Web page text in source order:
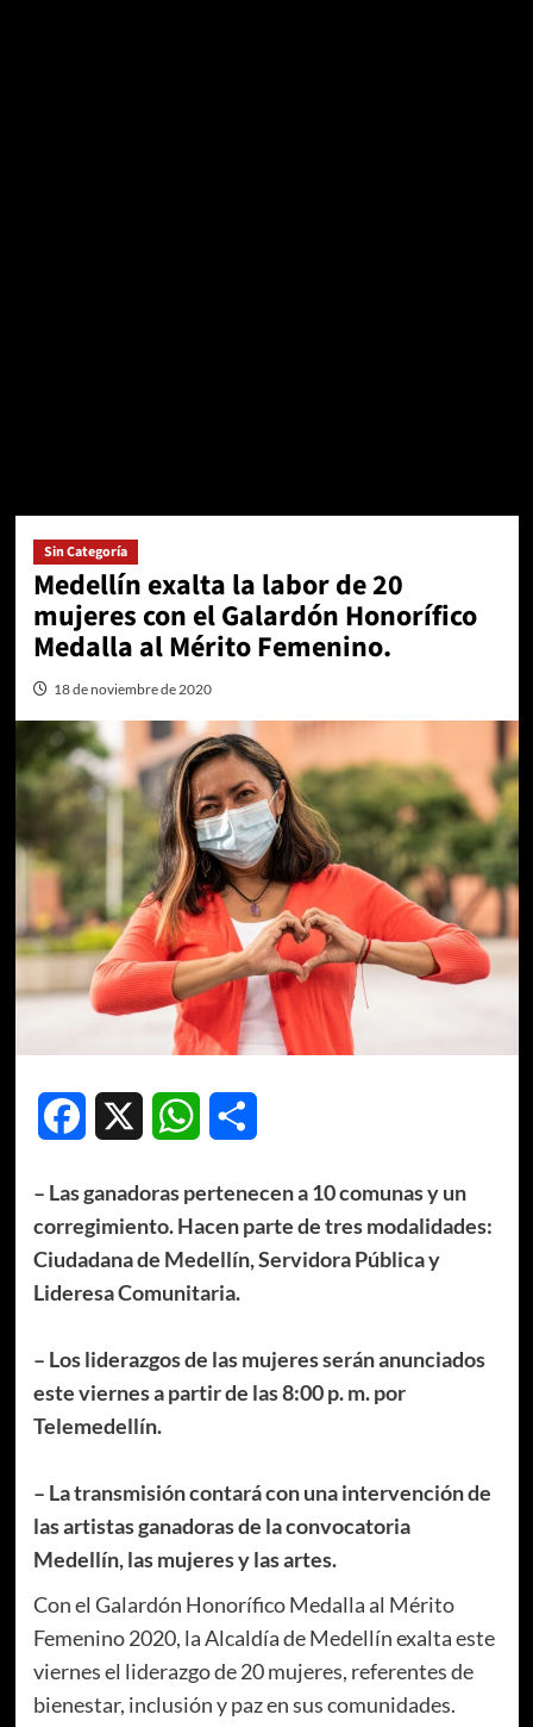
Sin Categoría
Medellín exalta la labor de 20
mujeres con el Galardón Honorífico
Medalla al Mérito Femenino.
18 de noviembre de 2020
Facebook WhatsApp
– Las ganadoras pertenecen a 10 comunas y un
corregimiento. Hacen parte de tres modalidades:
Ciudadana de Medellín, Servidora Pública y
Lideresa Comunitaria.
– Los liderazgos de las mujeres serán anunciados
este viernes a partir de las 8:00 p. m. por
Telemedellín.
– La transmisión contará con una intervención de
las artistas ganadoras de la convocatoria
Medellín, las mujeres y las artes.
Con el Galardón Honorífico Medalla al Mérito
Femenino 2020, la Alcaldía de Medellín exalta este
viernes el liderazgo de 20 mujeres, referentes de
bienestar, inclusión y paz en sus comunidades.